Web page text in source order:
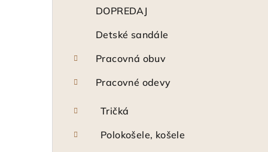
DOPREDAJ
Detské sandále
Pracovná obuv
Pracovné odevy
Tričká
Polokošele, košele